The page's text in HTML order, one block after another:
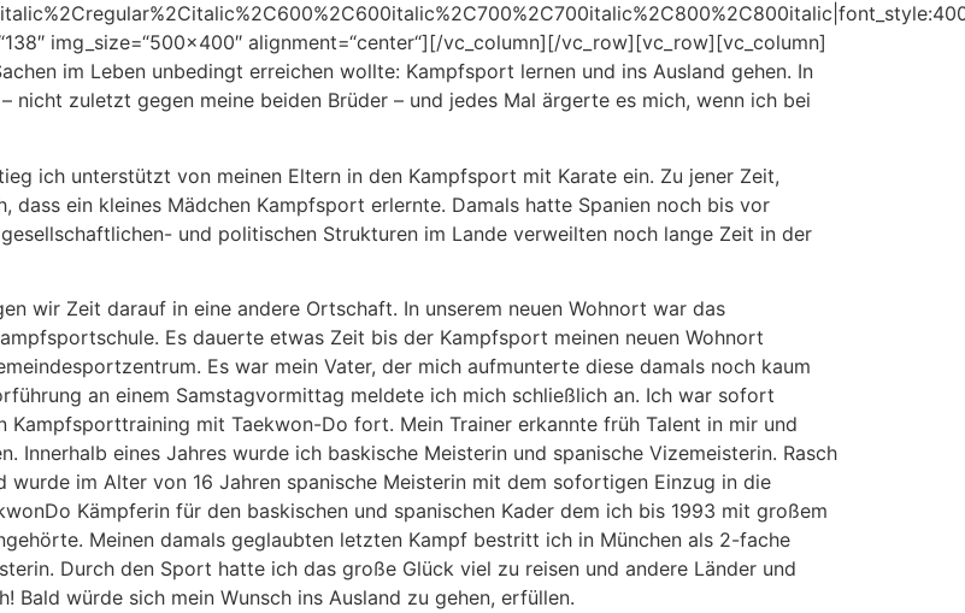
img_size=“500×400″ alignment=“center“][/vc_column][/vc_row][vc_row][vc_column]
im Leben unbedingt erreichen wollte: Kampfsport lernen und ins Ausland gehen. In
nicht zuletzt gegen meine beiden Brüder – und jedes Mal ärgerte es mich, wenn ich bei
ich unterstützt von meinen Eltern in den Kampfsport mit Karate ein. Zu jener Zeit,
ein kleines Mädchen Kampfsport erlernte. Damals hatte Spanien noch bis vor
und politischen Strukturen im Lande verweilten noch lange Zeit in der
wir Zeit darauf in eine andere Ortschaft. In unserem neuen Wohnort war das
Es dauerte etwas Zeit bis der Kampfsport meinen neuen Wohnort
Es war mein Vater, der mich aufmunterte diese damals noch kaum
an einem Samstagvormittag meldete ich mich schließlich an. Ich war sofort
mit Taekwon-Do fort. Mein Trainer erkannte früh Talent in mir und
Innerhalb eines Jahres wurde ich baskische Meisterin und spanische Vizemeisterin. Rasch
wurde im Alter von 16 Jahren spanische Meisterin mit dem sofortigen Einzug in die
Kämpferin für den baskischen und spanischen Kader dem ich bis 1993 mit großem
Meinen damals geglaubten letzten Kampf bestritt ich in München als 2-fache
Durch den Sport hatte ich das große Glück viel zu reisen und andere Länder und
würde sich mein Wunsch ins Ausland zu gehen, erfüllen.